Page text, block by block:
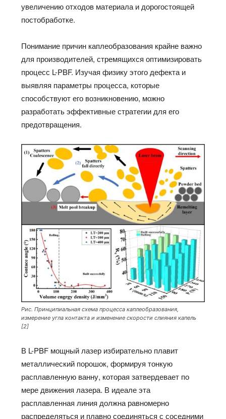
увеличению отходов материала и дорогостоящей
постобработке.
Понимание причин каплеобразования крайне важно
для производителей, стремящихся оптимизировать
процесс L-PBF. Изучая физику этого дефекта и
выявляя параметры процесса, которые
способствуют его возникновению, можно
разработать эффективные стратегии для его
предотвращения.
Рис. Принципиальная схема процесса каплеобразования,
измерение угла контакта и изменение скорости слияния капель
[2]
В L-PBF мощный лазер избирательно плавит
металлический порошок, формируя тонкую
расплавленную ванну, которая затвердевает по
мере движения лазера. В идеале эта
расплавленная линия должна равномерно
распределяться и плавно соединяться с соседними